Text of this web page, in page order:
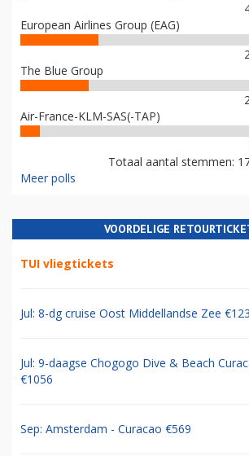
European Airlines Group (EAG)
The Blue Group
Air-France-KLM-SAS(-TAP)
Totaal aantal stemmen:
Meer polls
VOORDELIGE
TUI vliegtickets
Jul: 8-dg cruise Oost Middellandse Zee
Jul: 9-daagse Chogogo Dive & Beach
€1056
Sep: Amsterdam - Curacao €569